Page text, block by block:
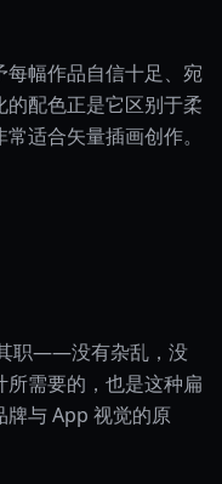
幅作品自信十足、宛
配色正是它区别于柔
适合矢量插画创作。
职——没有杂乱，没
需要的，也是这种扁
牌与 App 视觉的原